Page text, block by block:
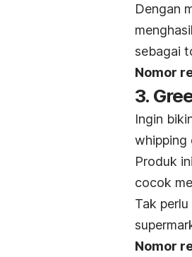
Dengan
sebagai
Nomor
3.
Ingin
whipping
Produk
cocok
Tak
Nomor